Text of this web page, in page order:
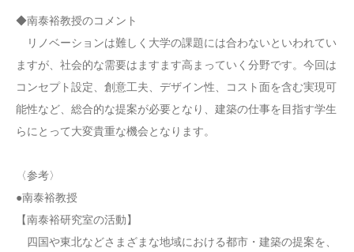
◆南泰裕教授のコメント
リノベーションは難しく大学の課題には合わないといわれてい
ますが、社会的な需要はますます高まっていく分野です。今回は
コンセプト設定、創意工夫、デザイン性、コスト面を含む実現可
能性など、総合的な提案が必要となり、建築の仕事を目指す学生
らにとって大変貴重な機会となります。
〈参考〉
●南泰裕教授
【南泰裕研究室の活動】
四国や東北などさまざまな地域における都市・建築の提案を、